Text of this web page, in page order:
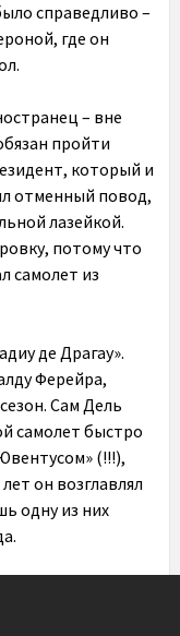
справедливо –
где он
– вне
пройти
который и
отменный повод,
лазейкой.
потому что
самолет из
де Драгау».
Ферейра,
Сам Дель
самолет быстро
(!!!),
он возглавлял
одну из них